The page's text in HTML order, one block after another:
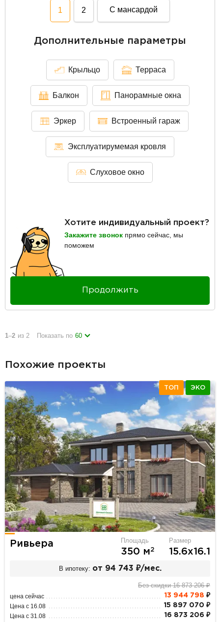
1 2 С мансардой
Дополнительные параметры
Крыльцо Терраса
Балкон Панорамные окна
Эркер Встроенный гараж
Эксплуатирумемая кровля
Слуховое окно
Хотите индивидуальный проект?
Закажите звонок прямо сейчас, мы
поможем
Продолжить
1–2 из 2 Показать по 60
Похожие проекты
ТОП ЭКО
Ривьера Площадь
350 м2
Размер
15.6х16.1
В ипотеку: от 94 743 ₽/мес.
Без скидки 16 873 206 ₽
цена сейчас 13 944 798 ₽
Цена с 16.08 15 897 070 ₽
Цена с 31.08 16 873 206 ₽